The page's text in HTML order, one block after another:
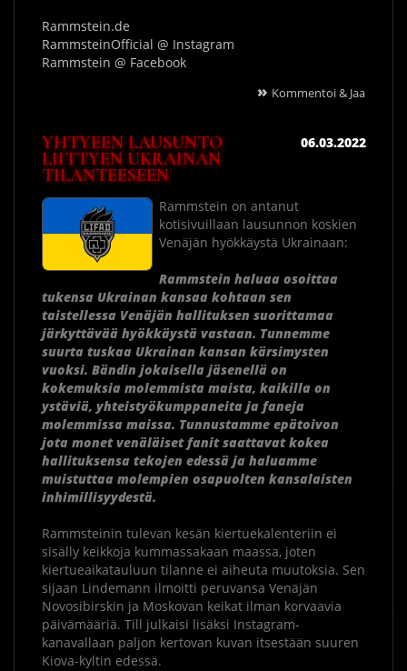
Rammstein.de
RammsteinOfficial @ Instagram
Rammstein @ Facebook
» Kommentoi & Jaa
YHTYEEN LAUSUNTO
LIITTYEN UKRAINAN
TILANTEESEEN
06.03.2022
Rammstein on antanut
kotisivuillaan lausunnon koskien
Venäjän hyökkäystä Ukrainaan:
Rammstein haluaa osoittaa
tukensa Ukrainan kansaa kohtaan sen
taistellessa Venäjän hallituksen suorittamaa
järkyttävää hyökkäystä vastaan. Tunnemme
suurta tuskaa Ukrainan kansan kärsimysten
vuoksi. Bändin jokaisella jäsenellä on
kokemuksia molemmista maista, kaikilla on
ystäviä, yhteistyökumppaneita ja faneja
molemmissa maissa. Tunnustamme epätoivon
jota monet venäläiset fanit saattavat kokea
hallituksensa tekojen edessä ja haluamme
muistuttaa molempien osapuolten kansalaisten
inhimillisyydestä.
Rammsteinin tulevan kesän kiertuekalenteriin ei
sisälly keikkoja kummassakaan maassa, joten
kiertueaikatauluun tilanne ei aiheuta muutoksia. Sen
sijaan Lindemann ilmoitti peruvansa Venäjän
Novosibirskin ja Moskovan keikat ilman korvaavia
päivämääriä. Till julkaisi lisäksi Instagram-
kanavallaan paljon kertovan kuvan itsestään suuren
Kiova-kyltin edessä.